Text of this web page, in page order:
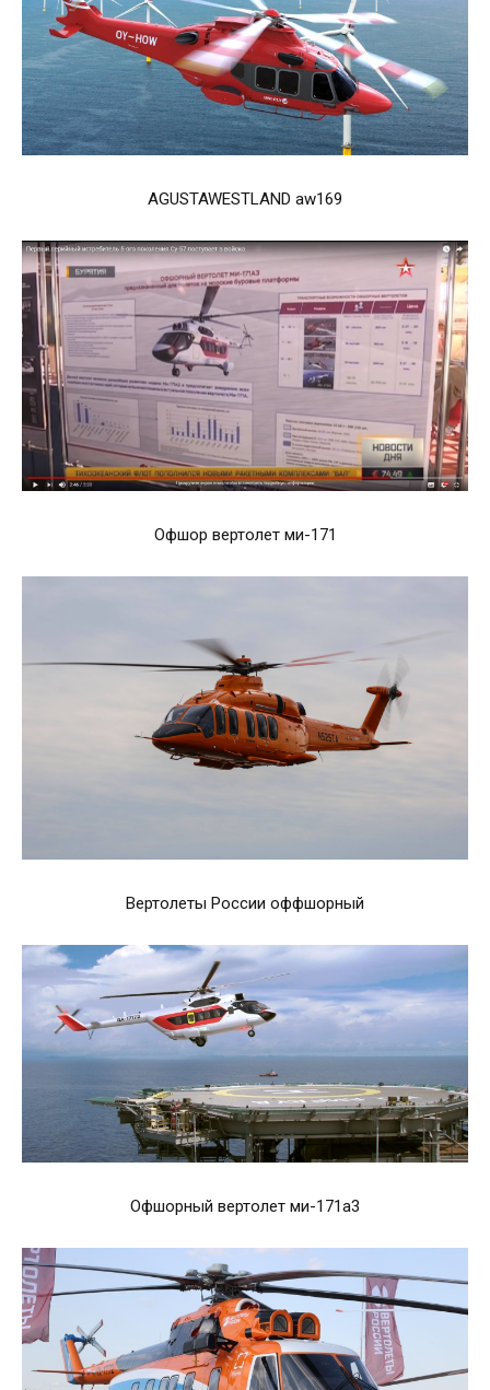
AGUSTAWESTLAND aw169
Офшор вертолет ми-171
Вертолеты России оффшорный
Офшорный вертолет ми-171а3